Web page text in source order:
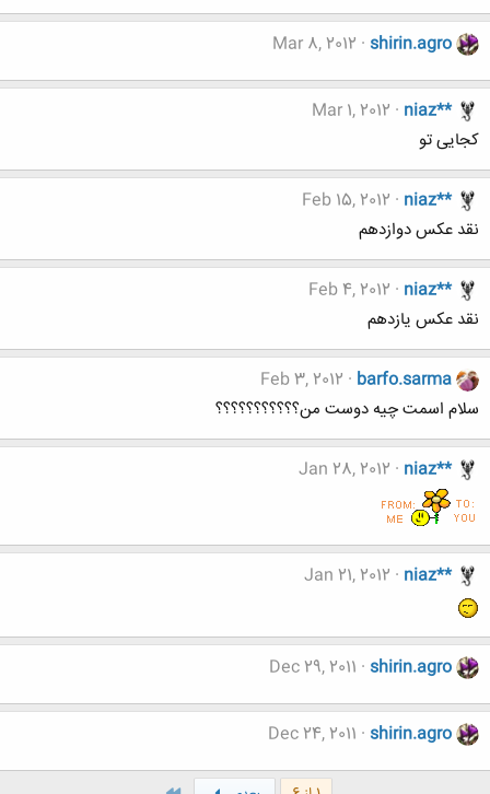
shirin.agro
Mar 8, 2012
niaz**
Mar 1, 2012
کجایی تو
niaz**
Feb 15, 2012
نقد عکس دوازدهم
niaz**
Feb 4, 2012
نقد عکس یازدهم
barfo.sarma
Feb 3, 2012
سلام اسمت چیه دوست من؟؟؟؟؟؟؟؟؟؟؟
niaz**
Jan 28, 2012
niaz**
Jan 21, 2012
shirin.agro
Dec 29, 2011
shirin.agro
Dec 24, 2011